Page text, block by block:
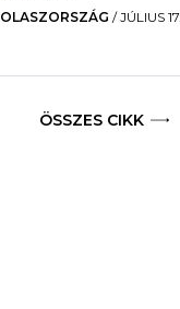
OLASZORSZÁG /JÚLIUS 17.
ÖSSZES CIKK